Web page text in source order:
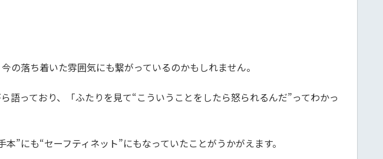
落ち着いた雰囲気にも繋がっているのかもしれません。
っており、「ふたりを見て“こういうことをしたら怒られるんだ”ってわかっ
”にも“セーフティネット”にもなっていたことがうかがえます。